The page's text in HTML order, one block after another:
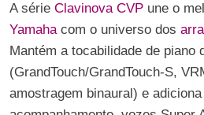
A série Clavinova CVP une o
Yamaha com o universo dos
Mantém a tocabilidade de piano
(GrandTouch/GrandTouch-S,
amostragem binaural) e